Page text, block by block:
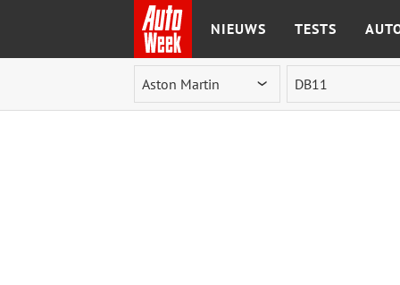
Ga naar de inhoud
NIEUWS TESTS